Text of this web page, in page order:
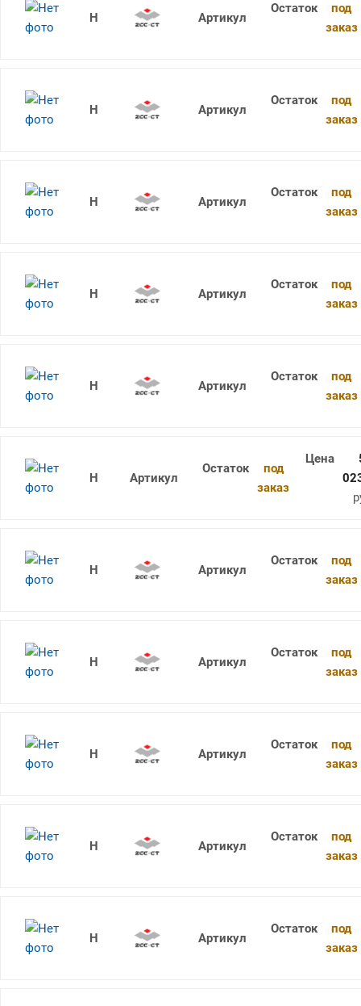
1736SU05C-1020 KDG303
под
заказ
1736SU05C-1025 KDG303
под
заказ
1736SU05C-1030 KDG303
под
заказ
1736SU05C-1040 KDG303
под
заказ
1736SU05C-1050 KDG303
под
заказ
1736SU05C-0945 KDG303
под
заказ
1736SU05C-1070 KDG303
под
заказ
1736SU05C-1080 KDG303
под
заказ
1736SU05C-1090 KDG303
под
заказ
1736SU05C-1100 KDG303
под
заказ
1736SU05C-1110 KDG303
под
заказ